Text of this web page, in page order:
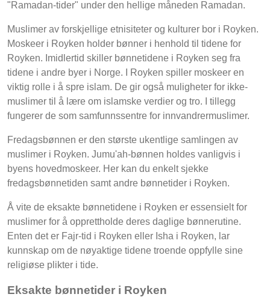
"Ramadan-tider" under den hellige måneden Ramadan.
Muslimer av forskjellige etnisiteter og kulturer bor i Royken.
Moskeer i Royken holder bønner i henhold til tidene for
Royken. Imidlertid skiller bønnetidene i Royken seg fra
tidene i andre byer i Norge. I Royken spiller moskeer en
viktig rolle i å spre islam. De gir også muligheter for ikke-
muslimer til å lære om islamske verdier og tro. I tillegg
fungerer de som samfunnssentre for innvandrermuslimer.
Fredagsbønnen er den største ukentlige samlingen av
muslimer i Royken. Jumu'ah-bønnen holdes vanligvis i
byens hovedmoskeer. Her kan du enkelt sjekke
fredagsbønnetiden samt andre bønnetider i Royken.
Å vite de eksakte bønnetidene i Royken er essensielt for
muslimer for å opprettholde deres daglige bønnerutine.
Enten det er Fajr-tid i Royken eller Isha i Royken, lar
kunnskap om de nøyaktige tidene troende oppfylle sine
religiøse plikter i tide.
Eksakte bønnetider i Royken